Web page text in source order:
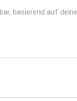
basierend auf